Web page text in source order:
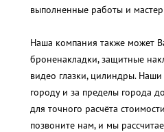
выполненные работы и мастер
Наша компания также может
броненакладки, защитные
видео глазки, цилиндры.
городу и за пределы города
для точного расчёта
позвоните нам, и мы